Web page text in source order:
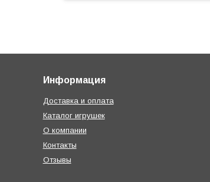
Информация
Доставка и оплата
Каталог игрушек
О компании
Контакты
Отзывы